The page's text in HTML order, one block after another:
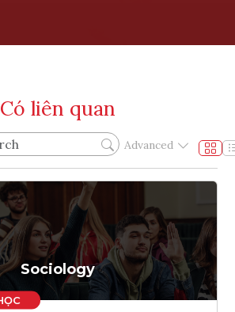
Có liên quan
Advanced
Sociology